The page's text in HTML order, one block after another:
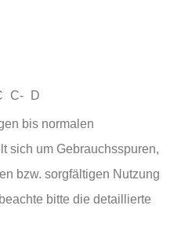
C- D
bis normalen
sich um Gebrauchsspuren,
bzw. sorgfältigen Nutzung
bitte die detaillierte